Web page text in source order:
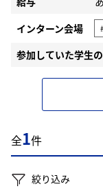
インターン会場
参加していた学生
全1件
絞り込み